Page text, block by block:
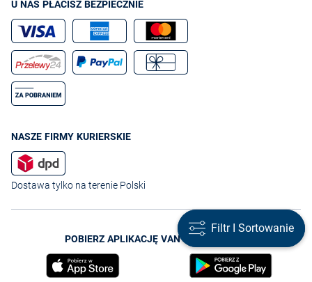
U NAS PŁACISZ BEZPIECZNIE
NASZE FIRMY KURIERSKIE
Dostawa tylko na terenie Polski
POBIERZ APLIKACJĘ VAN GRAAF TERAZ
Filtr I Sortowanie
Filtr I Sortowanie